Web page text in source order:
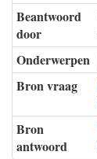
Beantwoord
door
Onderwerpen
Bron vraag
Bron
antwoord